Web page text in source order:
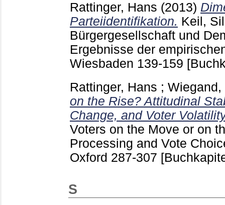
Rattinger, Hans (2013)
Parteiidentifikation. Keil,
Bürgergesellschaft und
Ergebnisse der
Wiesbaden 139-159
Rattinger, Hans ; Wiegand,
on the Rise? Attitudinal
Change, and Voter
Voters on the Move or on
Processing and Vote
Oxford 287-307
S